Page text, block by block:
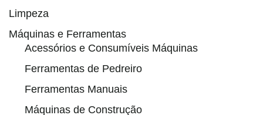
Limpeza
Máquinas e Ferramentas
Acessórios e Consumíveis Máquinas
Ferramentas de Pedreiro
Ferramentas Manuais
Máquinas de Construção